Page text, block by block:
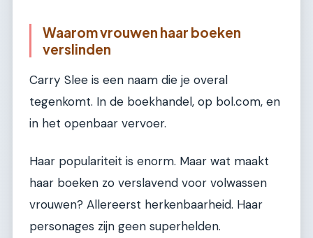
Waarom vrouwen haar boeken
verslinden
Carry Slee is een naam die je overal
tegenkomt. In de boekhandel, op bol.com, en
in het openbaar vervoer.
Haar populariteit is enorm. Maar wat maakt
haar boeken zo verslavend voor volwassen
vrouwen? Allereerst herkenbaarheid. Haar
personages zijn geen superhelden.